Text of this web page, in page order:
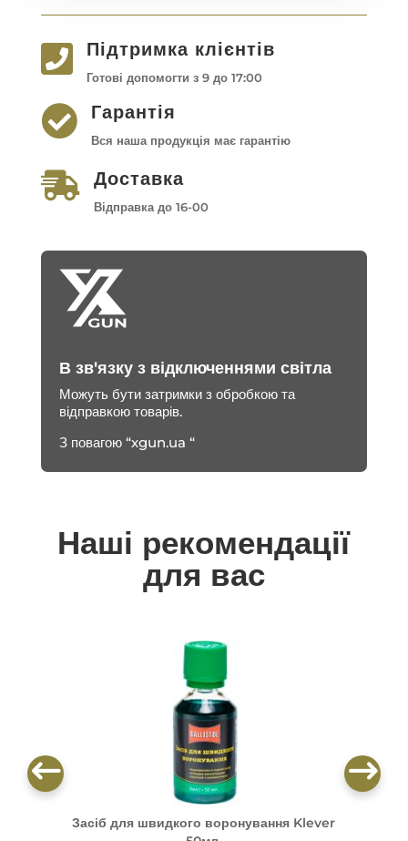
 Підтримка клієнтів
Готові допомогти з 9 до 17:00
 Гарантія
Вся наша продукція має гарантію
 Доставка
Відправка до 16-00
В зв'язку з відключеннями світла
Можуть бути затримки з обробкою та
відправкою товарів.
З повагою “xgun.ua “
Наші рекомендації
для вас
Засіб для швидкого воронування Klever